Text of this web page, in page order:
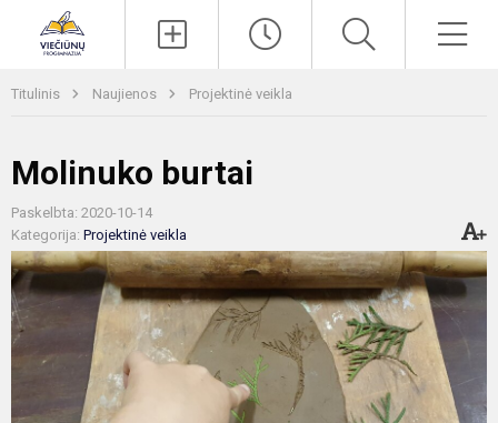
Titulinis Naujienos Projektinė veikla
Molinuko burtai
Paskelbta: 2020-10-14
Kategorija: Projektinė veikla